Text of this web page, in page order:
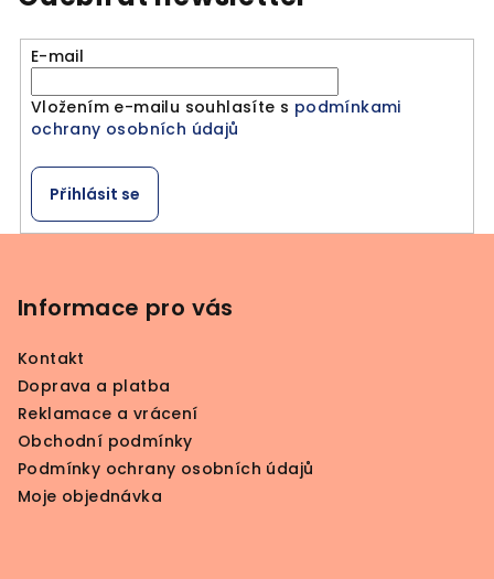
d
a
c
í
p
v
E-mail
Vložením e-mailu souhlasíte s podmínkami
ochrany osobních údajů
Přihlásit se
Informace pro vás
Kontakt
Doprava a platba
Reklamace a vrácení
Obchodní podmínky
Podmínky ochrany osobních údajů
Moje objednávka